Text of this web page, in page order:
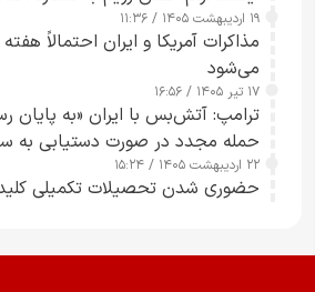
۱۹ اردیبهشت ۱۴۰۵ / ۱۱:۳۶
مذاکرات آمریکا و ایران احتمالاً
می‌شود
۱۷ تیر ۱۴۰۵ / ۱۶:۵۶
ترامپ: آتش‌بس با ایران «به پایان
حمله مجدد در صورت دستیابی به
۲۲ اردیبهشت ۱۴۰۵ / ۱۵:۲۴
حضوری شدن تحصیلات تکمیلی